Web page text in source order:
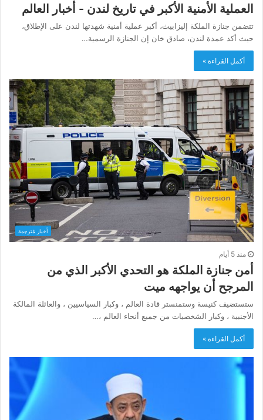
العملية الأمنية الأكبر في تاريخ لندن - أخبار العالم
تتضمن جنازة الملكة إليزابيث، أكبر عملية أمنية شهدتها لندن على الإطلاق،
حيث أكد عمدة لندن، صادق خان إن الجنازة الرسمية…
أكمل القراءة »
أخبار مُترجمة
منذ 5 أيام
أمن جنازة الملكة هو التحدي الأكبر الذي من
المرجح أن يواجهه ميت
ستستضيف كنيسة وستمنستر قادة العالم ، وكبار السياسيين ، والعائلة المالكة
الأجنبية ، وكبار الشخصيات من جميع أنحاء العالم ،…
أكمل القراءة »